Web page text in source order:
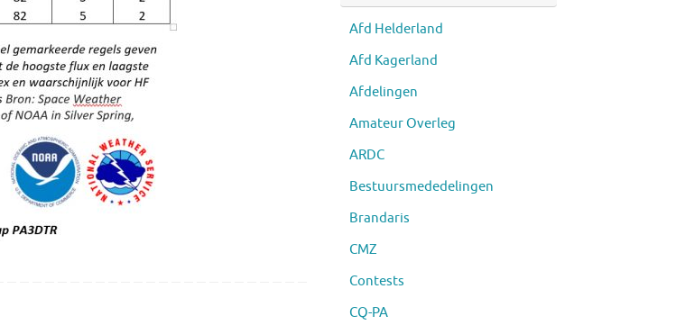
Afd Helderland
Afd Kagerland
Afdelingen
Amateur Overleg
ARDC
Bestuursmededelingen
Brandaris
CMZ
Contests
CQ-PA